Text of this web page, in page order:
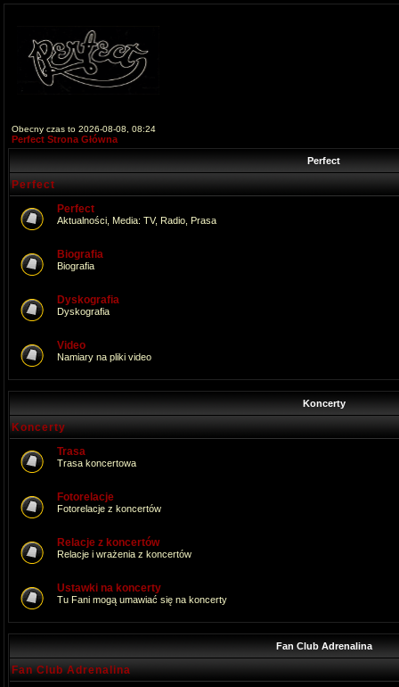
Obecny czas to 2026-08-08, 08:24
Perfect Strona Główna
Perfect
Perfect
Perfect
Aktualności, Media: TV, Radio, Prasa
Biografia
Biografia
Dyskografia
Dyskografia
Video
Namiary na pliki video
Koncerty
Koncerty
Trasa
Trasa koncertowa
Fotorelacje
Fotorelacje z koncertów
Relacje z koncertów
Relacje i wrażenia z koncertów
Ustawki na koncerty
Tu Fani mogą umawiać się na koncerty
Fan Club Adrenalina
Fan Club Adrenalina